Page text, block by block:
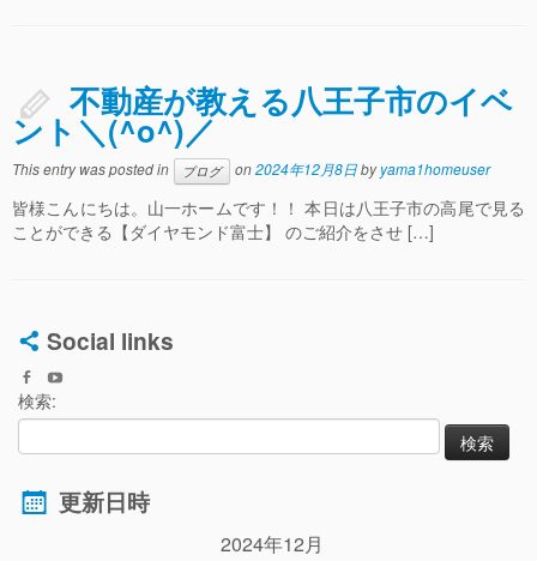
不動産が教える八王子市のイベ
ント＼(^o^)／
This entry was posted in ブログ on2024年12月8日byyama1homeuser
皆様こんにちは。山一ホームです！！ 本日は八王子市の高尾で見る
ことができる【ダイヤモンド富士】 のご紹介をさせ […]
Social links
検索:
更新日時
2024年12月